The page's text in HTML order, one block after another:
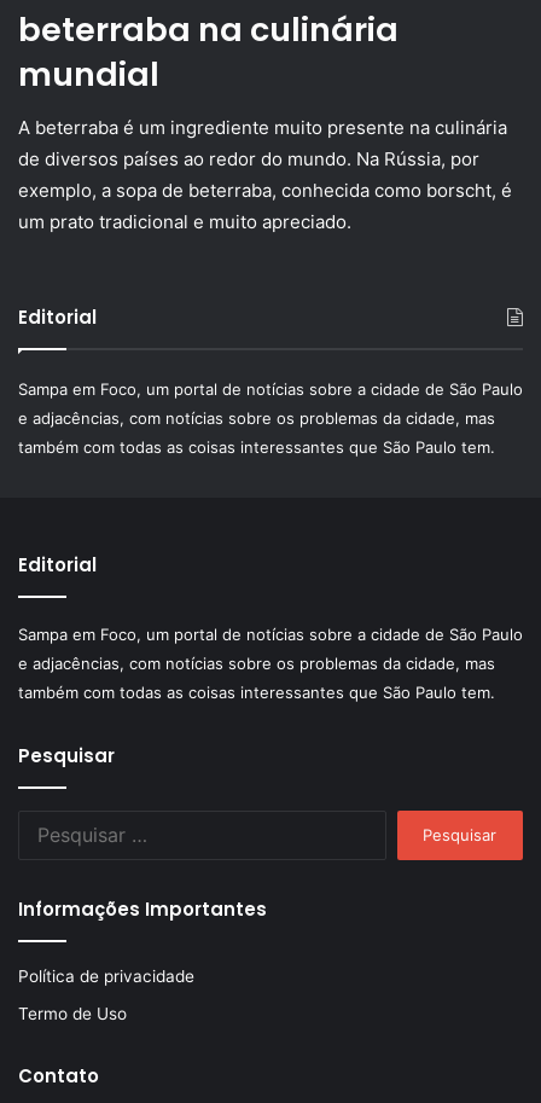
beterraba na culinária
mundial
A beterraba é um ingrediente muito presente na culinária
de diversos países ao redor do mundo. Na Rússia, por
exemplo, a sopa de beterraba, conhecida como borscht, é
um prato tradicional e muito apreciado.
Editorial
Sampa em Foco, um portal de notícias sobre a cidade de São Paulo
e adjacências, com notícias sobre os problemas da cidade, mas
também com todas as coisas interessantes que São Paulo tem.
Editorial
Sampa em Foco, um portal de notícias sobre a cidade de São Paulo
e adjacências, com notícias sobre os problemas da cidade, mas
também com todas as coisas interessantes que São Paulo tem.
Pesquisar
Informações Importantes
Política de privacidade
Termo de Uso
Contato